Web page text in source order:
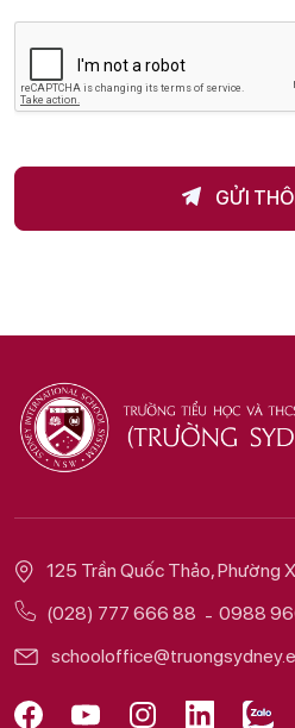
n
c
c
GỬI
125 Trần Quốc Thảo, Phường
(028) 777 666 88
0988